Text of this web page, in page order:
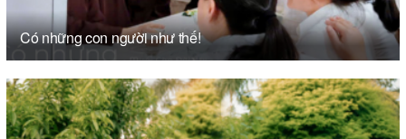
Có những con người như thế!